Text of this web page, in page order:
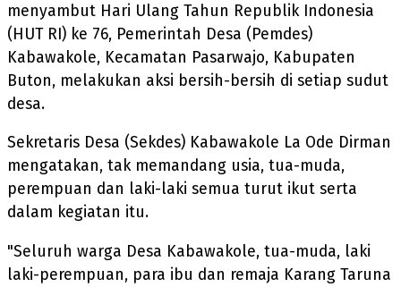
menyambut Hari Ulang Tahun Republik Indonesia
(HUT RI) ke 76, Pemerintah Desa (Pemdes)
Kabawakole, Kecamatan Pasarwajo, Kabupaten
Buton, melakukan aksi bersih-bersih di setiap sudut
desa.
Sekretaris Desa (Sekdes) Kabawakole La Ode Dirman
mengatakan, tak memandang usia, tua-muda,
perempuan dan laki-laki semua turut ikut serta
dalam kegiatan itu.
"Seluruh warga Desa Kabawakole, tua-muda, laki
laki-perempuan, para ibu dan remaja Karang Taruna